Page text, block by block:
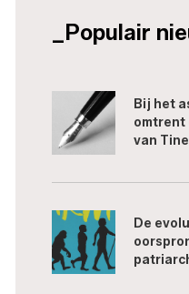
_Populair
Bij het
omtrent
van
De